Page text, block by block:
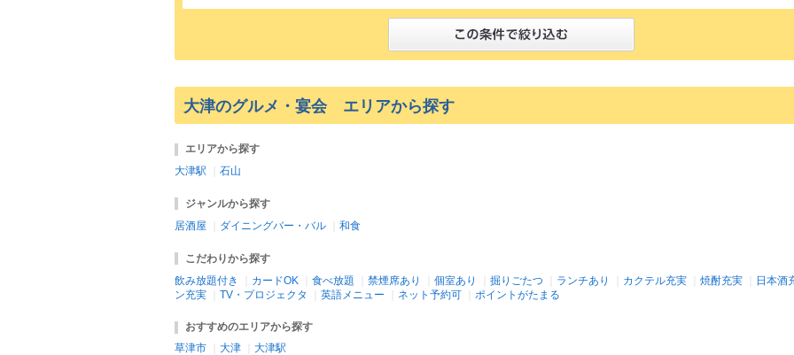
大津のグルメ・宴会 エリアから探す
エリアから探す
大津駅
石山
ジャンルから探す
居酒屋
ダイニングバー・バル 和食
こだわりから探す
飲み放題付き
カードOK 食べ放題 禁煙席あり 個室あり 掘りごたつ ランチあり カクテル充実 焼酎充実 日本酒
ン充実
TV・プロジェクタ 英語メニュー ネット予約可 ポイントがたまる
おすすめのエリアから探す
草津市
大津 大津駅